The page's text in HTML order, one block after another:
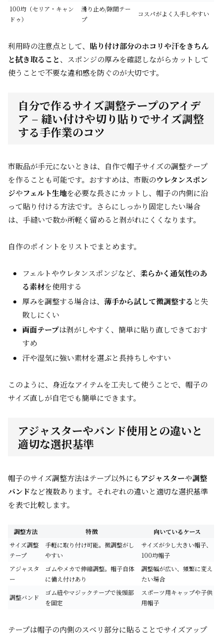
100均（セリア・キャン
ドゥ）
滑り止め/隙間テー
プ
コスパがよく入手しやすい
利用時の注意点として、 貼り付け部分のホコリや汗をきちん
と拭き取ること、スポンジの厚みを確認しながらカットして
使うことで不要な違和感を防ぐのが大切です。
自分で作るサイズ調整テープのアイデ
ア – 縫い付けや切り貼りでサイズ調整
する手作業のコツ
市販品が手元にないときは、自作で帽子サイズの調整テープ
を作ることも可能です。おすすめは、市販のウレタンスポン
ジやフェルト生地を必要な長さにカットし、帽子の内側に沿
って貼り付ける方法です。さらにしっかり固定したい場合
は、手縫いで数か所軽く留めると剥がれにくくなります。
自作のポイントをリストでまとめます。
フェルトやウレタンスポンジなど、 柔らかく通気性のあ
る素材を使用する
厚みを調整する場合は、 薄手から試して微調整する と失
敗しにくい
両面テープは剥がしやすく、簡単に貼り直しできておす
すめ
汗や湿気に強い素材を選ぶと長持ちしやすい
このように、身近なアイテムを工夫して使うことで、帽子の
サイズ直しが自宅でも簡単にできます。
アジャスターやバンド使用との違いと
適切な選択基準
帽子のサイズ調整方法はテープ以外にもアジャスターや調整
バンドなど複数あります。それぞれの違いと適切な選択基準
を表で比較します。
調整方法 特徴
向いているケース
サイズ調整
テープ
手軽に取り付け可能。微調整がし
やすい
サイズが少し大きい帽子、
100均帽子
アジャスタ
ー
ゴムやメカで伸縮調整。帽子自体
に備え付けあり
調整幅が広い、頻繁に変え
たい場合
調整バンド
ゴム紐やマジックテープで後頭部
を固定
スポーツ用キャップや子供
用帽子
テープは帽子の内側のスベリ部分に貼ることでサイズアップ